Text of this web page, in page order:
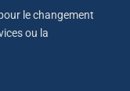
le changement
ou la